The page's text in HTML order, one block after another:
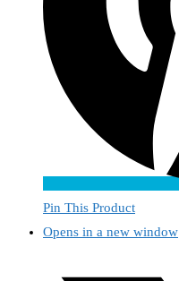
Pin This Product
Opens in a new window